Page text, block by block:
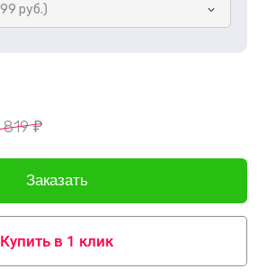
руб.)
819₽
Купить в 1 клик